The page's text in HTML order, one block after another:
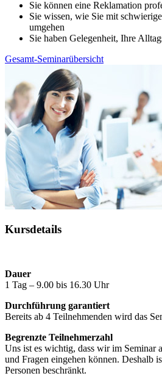
Sie können eine Reklamation
Sie wissen, wie Sie mit
umgehen
Sie haben Gelegenheit, Ihre
Gesamt-Seminarübersicht
Kursdetails
Dauer
1 Tag – 9.00 bis 16.30 Uhr
Durchführung garantiert
Bereits ab 4 Teilnehmenden wird das
Begrenzte Teilnehmerzahl
Uns ist es wichtig, dass wir im Seminar
und Fragen eingehen können. Deshalb
Personen beschränkt.